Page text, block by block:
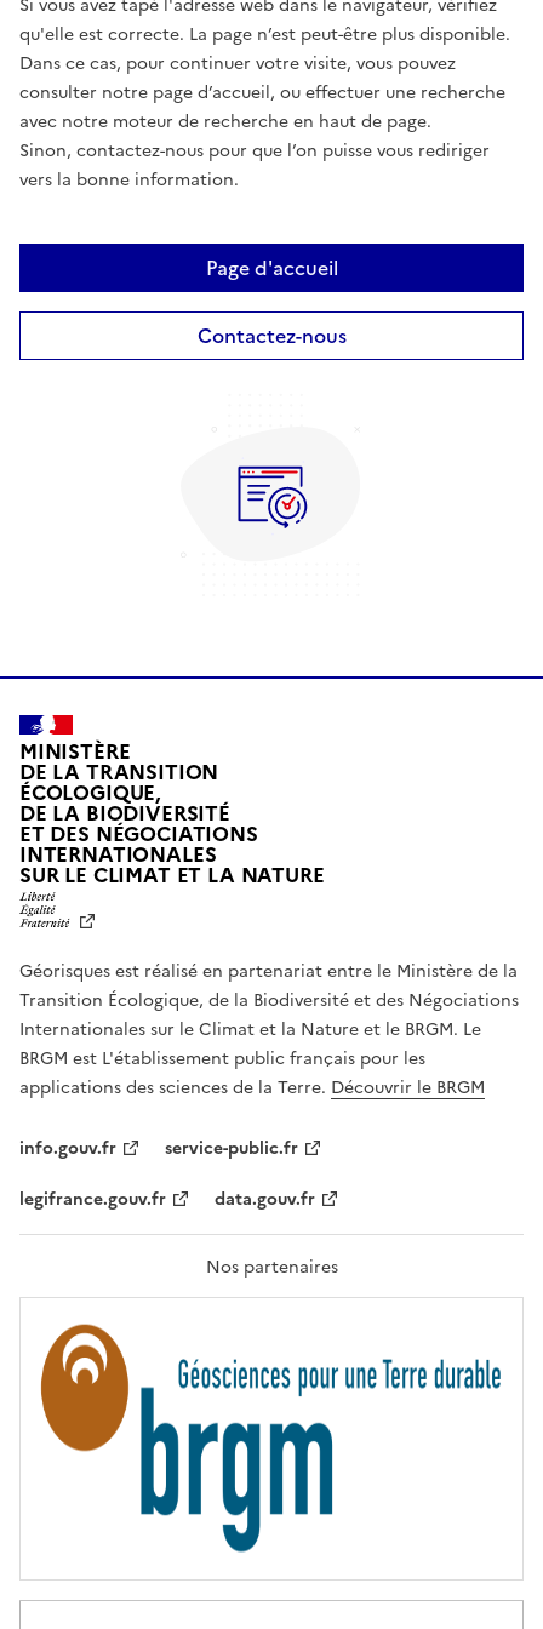
Si vous avez tapé l'adresse web dans le navigateur, vérifiez
qu'elle est correcte. La page n’est peut-être plus disponible.
Dans ce cas, pour continuer votre visite, vous pouvez
consulter notre page d’accueil, ou effectuer une recherche
avec notre moteur de recherche en haut de page.
Sinon, contactez-nous pour que l’on puisse vous rediriger
vers la bonne information.
Page d'accueil
Contactez-nous
MINISTÈRE
DE LA TRANSITION
ÉCOLOGIQUE,
DE LA BIODIVERSITÉ
ET DES NÉGOCIATIONS
INTERNATIONALES
SUR LE CLIMAT ET LA NATUREL
T
É
,
É
G
A
L
F
A
T
R
T
É
Géorisques est réalisé en partenariat entre le Ministère de la
Transition Écologique, de la Biodiversité et des Négociations
Internationales sur le Climat et la Nature et le BRGM. Le
BRGM est L'établissement public français pour les
applications des sciences de la Terre. Découvrir le BRGM
info.gouv.fr
service-public.fr
legifrance.gouv.fr
data.gouv.fr
Nos partenaires